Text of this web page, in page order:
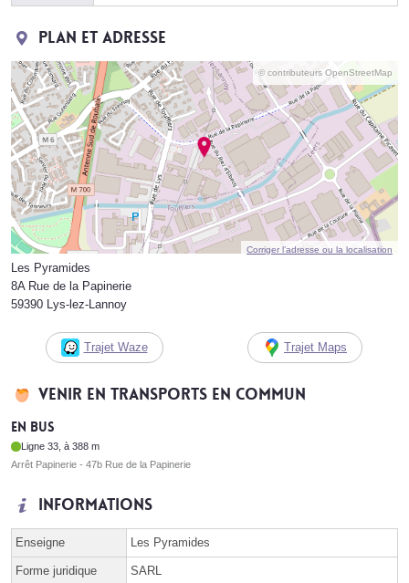
Plan et adresse
© contributeurs OpenStreetMap
Corriger l’adresse ou la localisation
Les Pyramides
8A Rue de la Papinerie
59390 Lys-lez-Lannoy
Trajet Waze Trajet Maps
Venir en transports en commun
En bus
Ligne 33, à 388 m
Arrêt Papinerie - 47b Rue de la Papinerie
Informations
Enseigne Les Pyramides
Forme juridique SARL